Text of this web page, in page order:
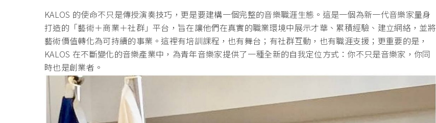
KALOS 的使命不只是傳授演奏技巧，更是要建構一個完整的音樂職涯生態。 這是一個為新一代音樂家量身
打造的「藝術＋商業＋社群」平台，旨在讓他們在真實的職業環境中展示才華、累積經驗、建立網絡，並將
藝術價值轉化為可持續的事業。這裡有培訓課程，也有舞台；有社群互動，也有職涯支援；更重要的是，
KALOS 在不斷變化的音樂產業中，為青年音樂家提供了一種全新的自我定位方式：你不只是音樂家，你同
時也是創業者。